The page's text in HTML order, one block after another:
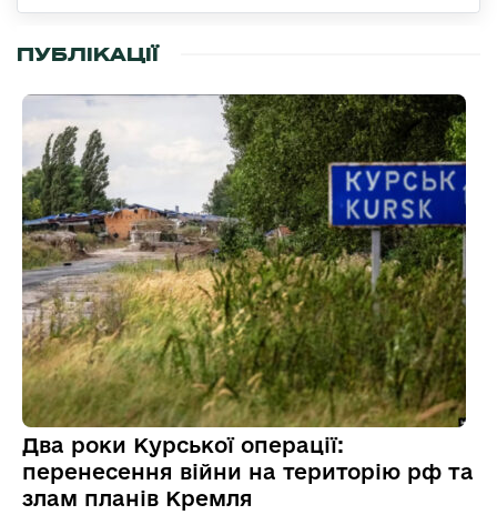
ПУБЛІКАЦІЇ
Два роки Курської операції:
перенесення війни на територію рф та
злам планів Кремля